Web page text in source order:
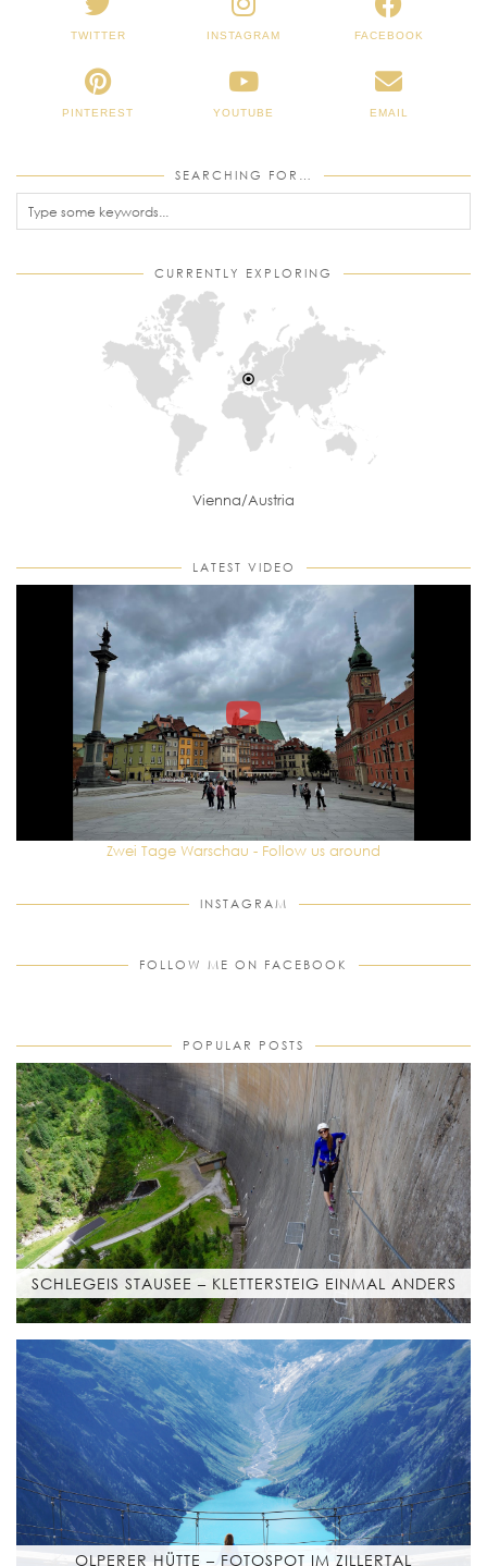
TWITTER INSTAGRAM FACEBOOK
PINTEREST YOUTUBE EMAIL
SEARCHING FOR…
CURRENTLY EXPLORING
Vienna/Austria
LATEST VIDEO
Zwei Tage Warschau - Follow us around
INSTAGRAM
FOLLOW ME ON FACEBOOK
POPULAR POSTS
SCHLEGEIS STAUSEE – KLETTERSTEIG EINMAL ANDERS
OLPERER HÜTTE – FOTOSPOT IM ZILLERTAL